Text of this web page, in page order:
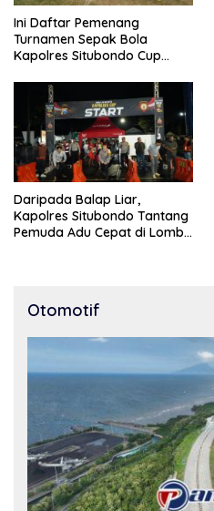
Ini Daftar Pemenang
Turnamen Sepak Bola
Kapolres Situbondo Cup
10 Tahun
Daripada Balap Liar,
Kapolres Situbondo Tantang
Pemuda Adu Cepat di Lomba
Otomotif